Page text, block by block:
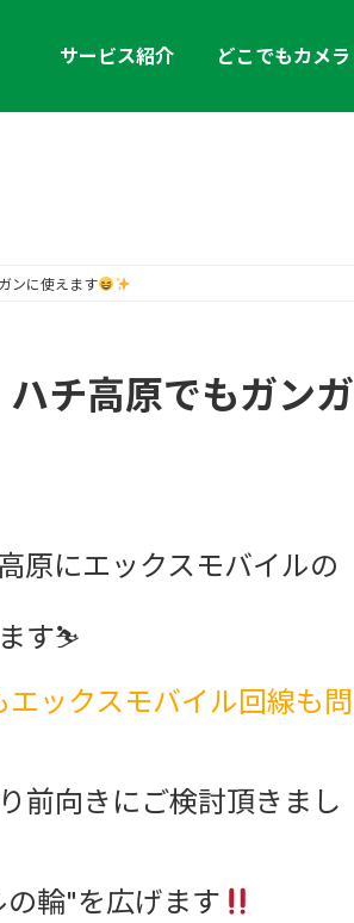
サービス紹介 どこでもカメラ
ンに使えます
チ高原でもガンガ
原にエックスモバイルの
す⛷
ックスモバイル回線も問
前向きにご検討頂きまし
輪"を広げます